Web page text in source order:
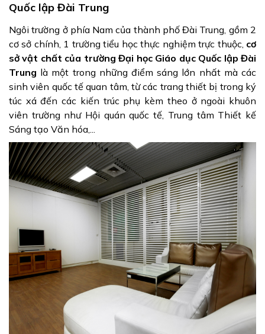
Quốc lập Đài Trung
Ngôi trường ở phía Nam của thành phố Đài Trung, gồm 2
cơ sở chính, 1 trường tiểu học thực nghiệm trực thuộc, cơ
sở vật chất của trường Đại học Giáo dục Quốc lập Đài
Trung là một trong những điểm sáng lớn nhất mà các
sinh viên quốc tế quan tâm, từ các trang thiết bị trong ký
túc xá đến các kiến trúc phụ kèm theo ở ngoài khuôn
viên trường như Hội quán quốc tế, Trung tâm Thiết kế
Sáng tạo Văn hóa,...